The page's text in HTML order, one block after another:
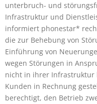
unterbruch- und
Infrastruktur und
informiert phonestar*
die zur Behebung von
Einführung von
wegen Störungen in
nicht in ihrer Infrastruktur
Kunden in Rechnung
berechtigt, den Betrieb